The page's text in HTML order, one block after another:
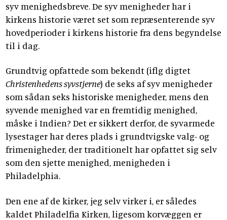
syv menighedsbreve. De syv menigheder har i
kirkens historie været set som repræsenterende syv
hovedperioder i kirkens historie fra dens begyndelse
til i dag.
Grundtvig opfattede som bekendt (iflg digtet
Christenhedens syvstjerne) de seks af syv menigheder
som sådan seks historiske menigheder, mens den
syvende menighed var en fremtidig menighed,
måske i Indien? Det er sikkert derfor, de syvarmede
lysestager har deres plads i grundtvigske valg- og
frimenigheder, der traditionelt har opfattet sig selv
som den sjette menighed, menigheden i
Philadelphia.
Den ene af de kirker, jeg selv virker i, er således
kaldet Philadelfia Kirken, ligesom korvæggen er